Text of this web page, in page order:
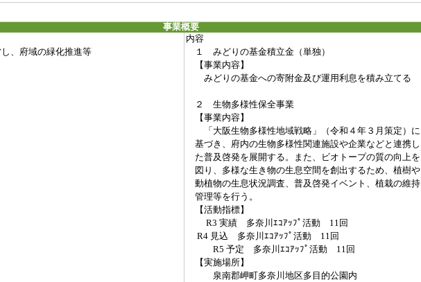
事業概要
内容
、府域の緑化推進等
１ みどりの基金積立金（単独）
【事業内容】
みどりの基金への寄附金及び運用利息を積み立てる
２ 生物多様性保全事業
【事業内容】
「大阪生物多様性地域戦略」（令和４年３月策定）に
基づき、府内の生物多様性関連施設や企業などと連携し
た普及啓発を展開する。また、ビオトープの質の向上を
図り、多様な生き物の生息空間を創出するため、植樹や
動植物の生息状況調査、普及啓発イベント、植栽の維持
管理等を行う。
【活動指標】
R3 実績 多奈川ｴｺｱｯﾌﾟ活動 11回
R4 見込 多奈川ｴｺｱｯﾌﾟ活動 11回
R5 予定 多奈川ｴｺｱｯﾌﾟ活動 11回
【実施場所】
泉南郡岬町多奈川地区多目的公園内